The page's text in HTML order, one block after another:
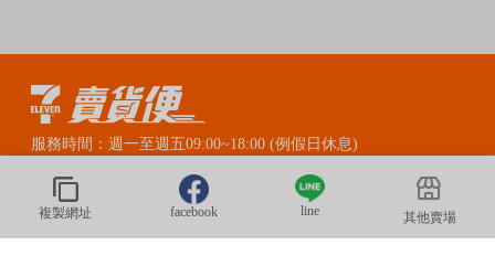
複製網址 facebook line 其他賣場
服務時間：週一至週五09:00~18:00 (例假日休息)